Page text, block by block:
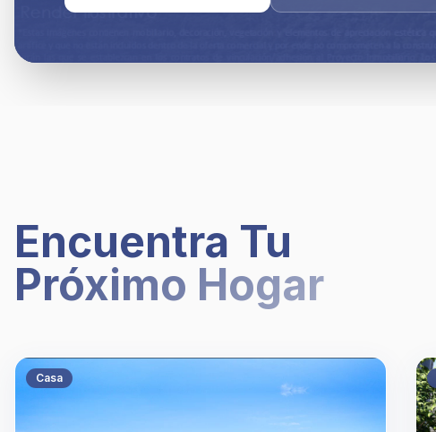
Encuentra Tu
Próximo Hogar
Casa